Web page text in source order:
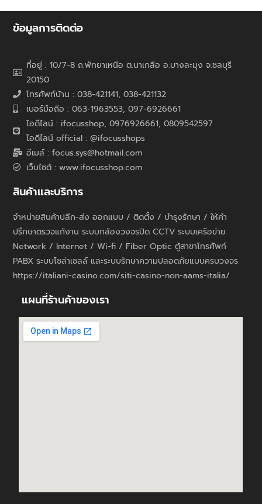
ข้อมูลการติดต่อ
ที่อยู่ : 10/7-8 ถ.พัทยาเหนือ ต.นาเกลือ อ.บางละมุง จ.ชลบุรี
20150
โทรศัพท์บ้าน : 038-421141, 038-421132
เบอร์มือถือ : 063-1963553, 097-6926661
ไอดีไลน์ : ifocusshop, 0976926661, 0809542597
ไอดีไลน์ official : @ifocusshops
อีเมล์ : focus.sys@hotmail.com
เว็บไซต์ : www.ifocusshop.com
สินค้าและบริการ
จำหน่ายสินค้าปลีก-ส่ง ออกแบบ / ติดตั้ง / บำรุงรักษา / ให้คำ
ปรึกษาตรวจแก้งาน ระบบกล้องวงจรปิด CCTV ระบบเครือข่าย
Network / Internet / Wi-fi / Fiber Optic ตู้สาขาโทรศัพท์
PABX ระบบโซล่าเซลล์ และระบบรักษาความปลอดภัยแบบครบวงจร
https://italiani-casino.com/siti-casino-non-aams-italia/
แผนที่ร้านค้าของเรา